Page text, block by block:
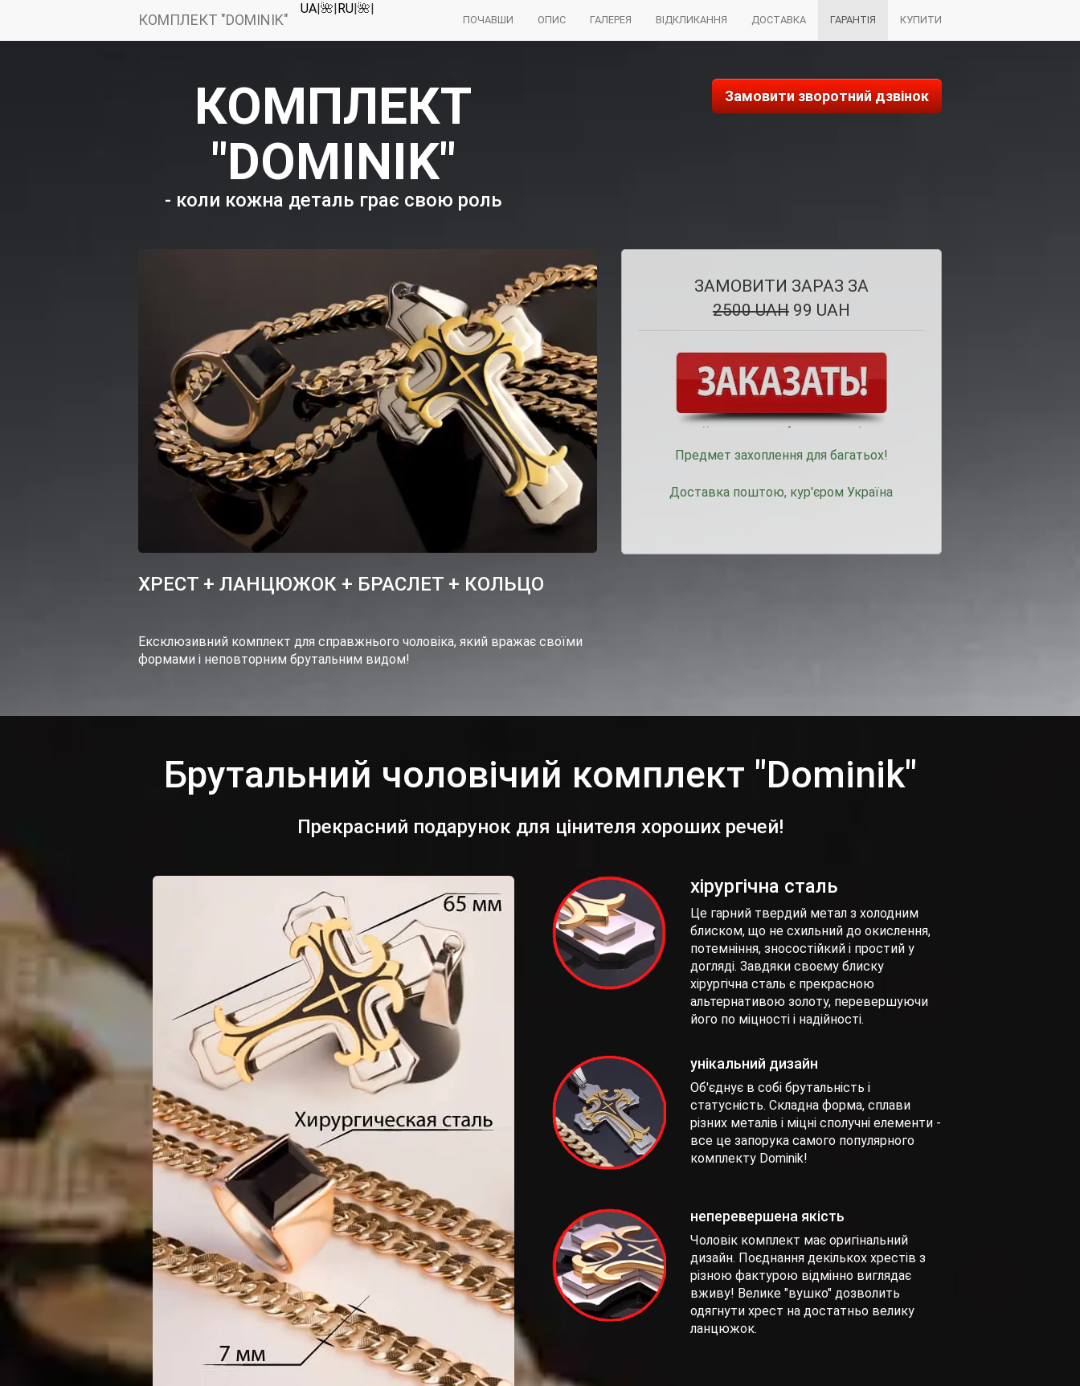
КОМПЛЕКТ "DOMINIK"
UA|🌺|RU|🌺|
ПОЧАВШИ ОПИС ГАЛЕРЕЯ ВІДКЛИКАННЯ ДОСТАВКА ГАРАНТІЯ КУПИТИ
КОМПЛЕКТ
"DOMINIK"
- коли кожна деталь грає свою роль
Замовити зворотний дзвінок
ХРЕСТ + ЛАНЦЮЖОК + БРАСЛЕТ + КОЛЬЦО
Ексклюзивний комплект для справжнього чоловіка, який вражає своїми
формами і неповторним брутальним видом!
ЗАМОВИТИ ЗАРАЗ ЗА
2500 UAH 99 UAH
Предмет захоплення для багатьох!
Доставка поштою, кур'єром Україна
Брутальний чоловічий комплект "Dominik"
Прекрасний подарунок для цінителя хороших речей!
хірургічна сталь
Це гарний твердий метал з холодним
блиском, що не схильний до окислення,
потемніння, зносостійкий і простий у
догляді. Завдяки своєму блиску
хірургічна сталь є прекрасною
альтернативою золоту, перевершуючи
його по міцності і надійності.
унікальний дизайн
Об'єднує в собі брутальність і
статусність. Складна форма, сплави
різних металів і міцні сполучні елементи -
все це запорука самого популярного
комплекту Dominik!
неперевершена якість
Чоловік комплект має оригінальний
дизайн. Поєднання декількох хрестів з
різною фактурою відмінно виглядає
вживу! Велике "вушко" дозволить
одягнути хрест на достатньо велику
ланцюжок.